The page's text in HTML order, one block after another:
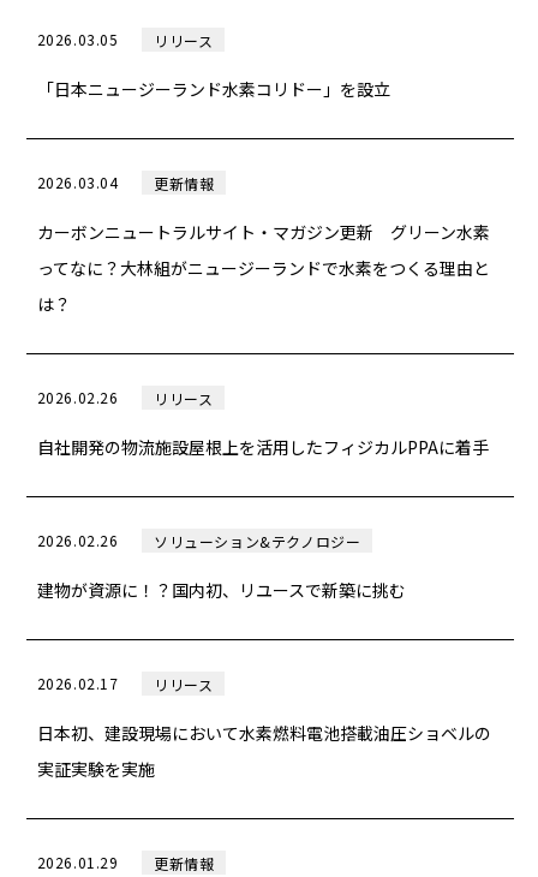
2026.03.05 リリース
「日本ニュージーランド水素コリドー」を設立
2026.03.04 更新情報
カーボンニュートラルサイト・マガジン更新 グリーン水素
ってなに？大林組がニュージーランドで水素をつくる理由と
は？
2026.02.26 リリース
自社開発の物流施設屋根上を活用したフィジカルPPAに着手
2026.02.26 ソリューション&テクノロジー
建物が資源に！？国内初、リユースで新築に挑む
2026.02.17 リリース
日本初、建設現場において水素燃料電池搭載油圧ショベルの
実証実験を実施
2026.01.29 更新情報